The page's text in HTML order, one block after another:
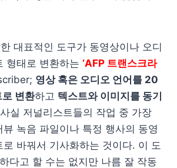
대표적인 도구가 동영상이나 오디
형태로 변환하는 ‘AFP 트랜스크라
영상 혹은 오디오 언어를 20
변환하고 텍스트와 이미지를 동기
실 저널리스트들의 작업 중 가장
녹음 파일이나 특정 행사의 동영
바꿔서 기사화하는 것이다. 이 도
다고 할 수는 없지만 나름 잘 작동